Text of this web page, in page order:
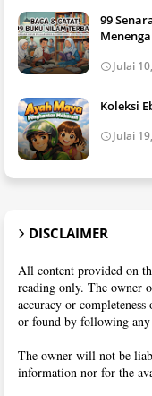
99
Julai
Koleksi
Julai
DISCLAIMER
All content provided on
reading only. The owner
accuracy or
or found by following
The owner will not be
information nor for the